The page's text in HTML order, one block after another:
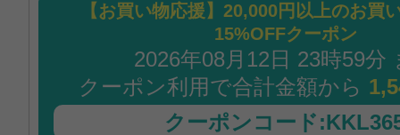
【お買い物応援】20,000円以上のお買
15%OFFクーポン
2026年08月12日 23時59分
クーポン利用で合計金額から
クーポンコード